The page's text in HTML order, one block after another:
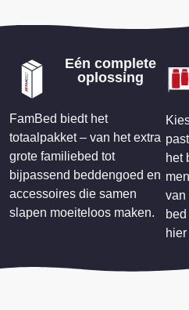
Eén complete
oplossing
FamBed biedt het
totaalpakket – van het extra
grote familiebed tot
bijpassend beddengoed en
accessoires die samen
slapen moeiteloos maken.
het
van